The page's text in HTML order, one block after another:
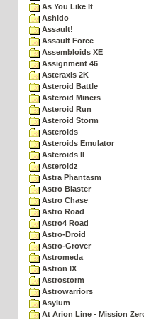
As You Like It
Ashido
Assault!
Assault Force
Assembloids XE
Assignment 46
Asteraxis 2K
Asteroid Battle
Asteroid Miners
Asteroid Run
Asteroid Storm
Asteroids
Asteroids Emulator
Asteroids II
Asteroidz
Astra Phantasm
Astro Blaster
Astro Chase
Astro Road
Astro4 Road
Astro-Droid
Astro-Grover
Astromeda
Astron IX
Astrostorm
Astrowarriors
Asylum
At Arion Line - Mission